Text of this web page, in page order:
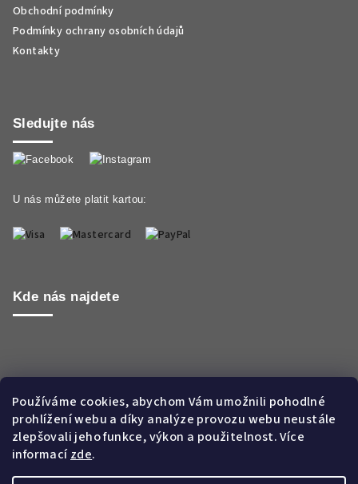
Používáme cookies, abychom Vám umožnili pohodlné
prohlížení webu a díky analýze provozu webu neustále
zlepšovali jeho funkce, výkon a použitelnost. Více
informacízde.
Obchodní podmínky
Podmínky ochrany osobních údajů
Kontakty
Sledujte nás
U nás můžete platit kartou:
Kde nás najdete